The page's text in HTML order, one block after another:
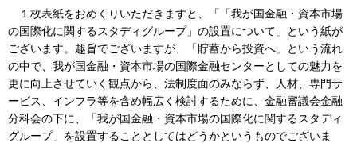
１枚表紙をおめくりいただきますと、「「我が国金融・資本市場
の国際化に関するスタディグループ」の設置について」という紙が
ございます。趣旨でございますが、「貯蓄から投資へ」という流れ
の中で、我が国金融・資本市場の国際金融センターとしての魅力を
更に向上させていく観点から、法制度面のみならず、人材、専門サ
ービス、インフラ等を含め幅広く検討するために、金融審議会金融
分科会の下に、「我が国金融・資本市場の国際化に関するスタディ
グループ」を設置することとしてはどうかというものでございま